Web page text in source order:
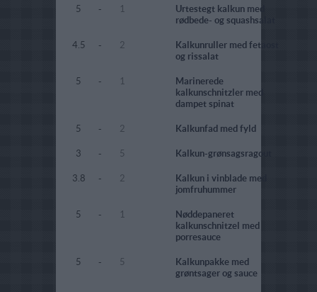
5 - 1
Urtestegt kalkun med
rødbede- og squashsalat
4.5 - 2
Kalkunruller med fetaost
og rissalat
5 - 1
Marinerede
kalkunschnitzler med
dampet spinat
5 - 2 Kalkunfad med fyld
3 - 5 Kalkun-grønsagsragout
3.8 - 2
Kalkun i vinblade med
jomfruhummer
5 - 1
Nøddepaneret
kalkunschnitzel med
porresauce
5 - 5
Kalkunpakke med
grøntsager og sauce